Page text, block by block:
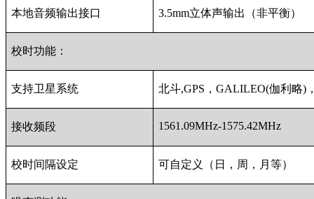
本地音频输出接口 3.5mm立体声输出（非平衡）
校时功能：
支持卫星系统 北斗,GPS，GALILEO(伽利略)
接收频段 1561.09MHz-1575.42MHz
校时间隔设定 可自定义（日，周，月等）